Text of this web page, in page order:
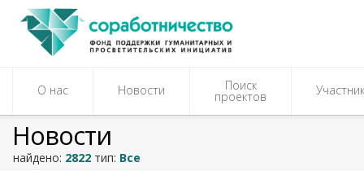
О нас Новости Поиск
проектов
Новости
найдено: 2822 тип: Все